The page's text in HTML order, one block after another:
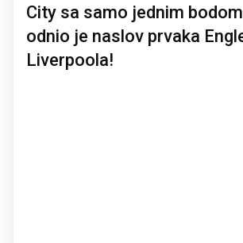
City sa samo jednim
odnio je naslov prvaka
Liverpoola!